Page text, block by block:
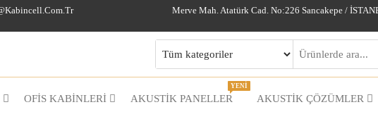
Merve Mah. Atatürk Cad. No:226 Sancakepe /
Ofis
Kabinleri
OFİS KABİNLERİ AKUSTİK PANELLER
YENİ
AKUSTIK ÇÖZÜMLER